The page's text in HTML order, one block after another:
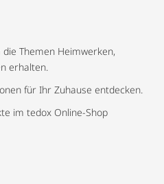
Themen Heimwerken,
erhalten.
für Ihr Zuhause entdecken.
im tedox Online-Shop